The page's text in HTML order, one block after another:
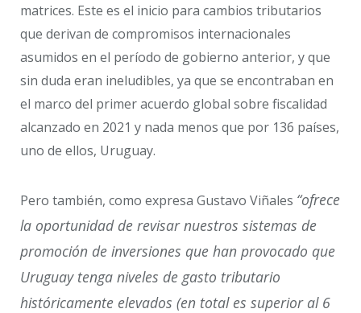
matrices. Este es el inicio para cambios tributarios
que derivan de compromisos internacionales
asumidos en el período de gobierno anterior, y que
sin duda eran ineludibles, ya que se encontraban en
el marco del primer acuerdo global sobre fiscalidad
alcanzado en 2021 y nada menos que por 136 países,
uno de ellos, Uruguay.
Pero también, como expresa Gustavo Viñales “ofrece
la oportunidad de revisar nuestros sistemas de
promoción de inversiones que han provocado que
Uruguay tenga niveles de gasto tributario
históricamente elevados (en total es superior al 6